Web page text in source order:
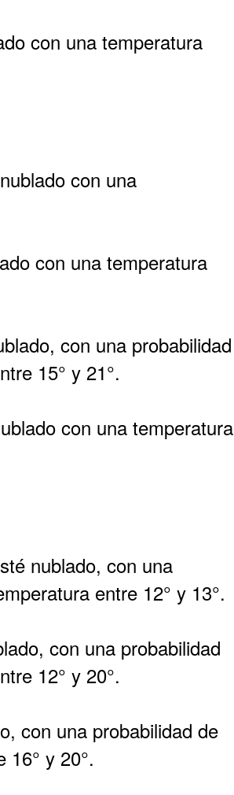
con una temperatura
con una
con una temperatura
con una probabilidad
15° y 21°.
con una temperatura
nublado, con una
entre 12° y 13°.
con una probabilidad
12° y 20°.
con una probabilidad de
16° y 20°.